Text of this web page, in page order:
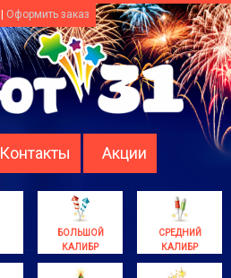
Оформить заказ
Контакты Акции
БОЛЬШОЙ
КАЛИБР
СРЕДНИЙ
КАЛИБР